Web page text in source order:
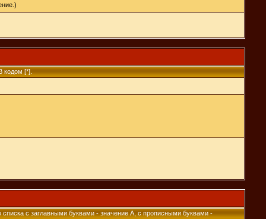
кодом [*].
с заглавными буквами - значение A, с прописными буквами -